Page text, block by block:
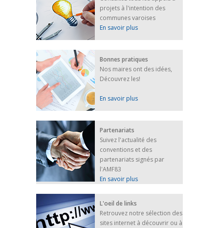
FEUILLETER
projets à l'intention des
communes varoises
En savoir plus
Bonnes pratiques
Nos maires ont des idées,
Découvrez les!
En savoir plus
Partenariats
Suivez l'actualité des
conventions et des
partenariats signés par
l'AMF83
En savoir plus
L'oeil de links
Retrouvez notre sélection des
sites internet à découvrir ou à